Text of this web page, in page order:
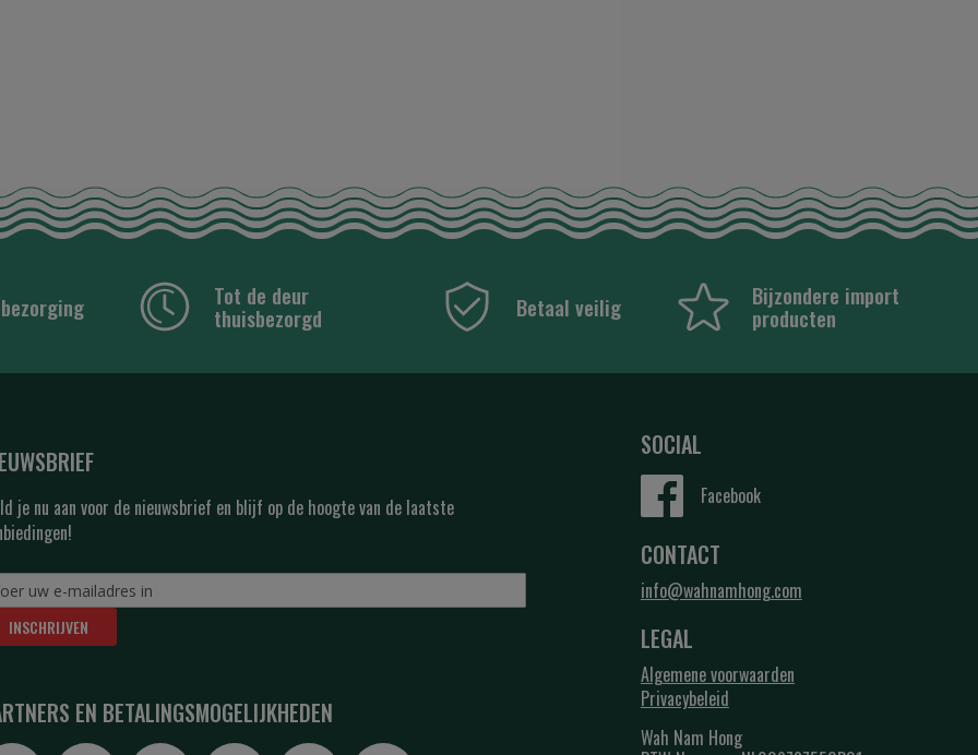
Tot de deur
thuisbezorgd Betaal veilig Bijzondere import
producten
je nu aan voor de nieuwsbrief en blijf op de hoogte van de laatste
INSCHRIJVEN
EN BETALINGSMOGELIJKHEDEN
SOCIAL
Facebook
CONTACT
info@wahnamhong.com
LEGAL
Algemene voorwaarden
Privacybeleid
Wah Nam Hong